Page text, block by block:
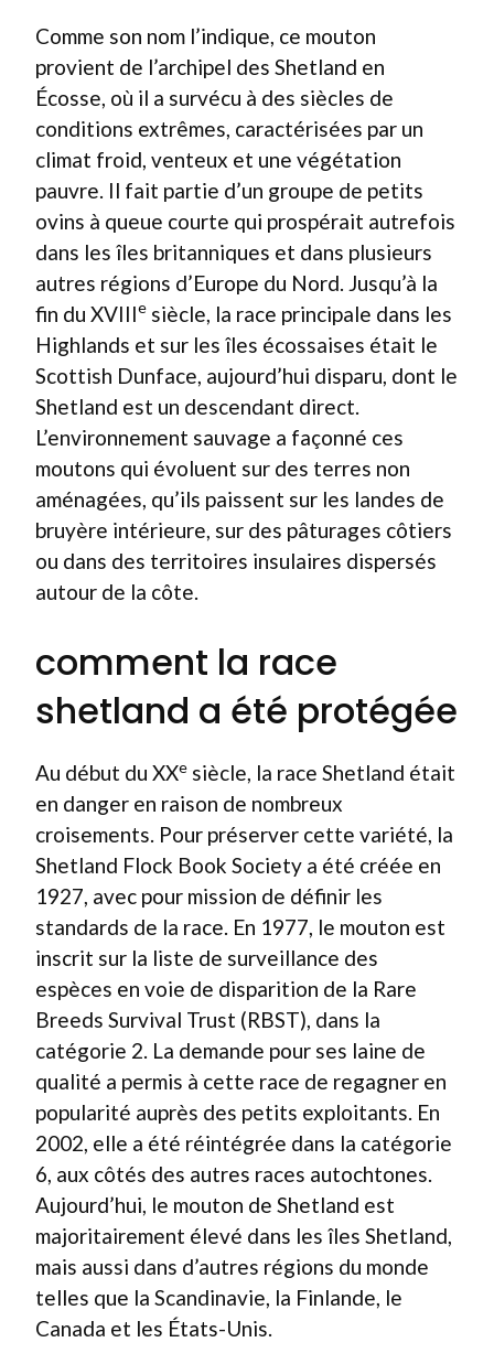
Comme son nom l’indique, ce mouton
provient de l’archipel des Shetland en
Écosse, où il a survécu à des siècles de
conditions extrêmes, caractérisées par un
climat froid, venteux et une végétation
pauvre. Il fait partie d’un groupe de petits
ovins à queue courte qui prospérait autrefois
dans les îles britanniques et dans plusieurs
autres régions d’Europe du Nord. Jusqu’à la
fin du XVIIIe siècle, la race principale dans les
Highlands et sur les îles écossaises était le
Scottish Dunface, aujourd’hui disparu, dont le
Shetland est un descendant direct.
L’environnement sauvage a façonné ces
moutons qui évoluent sur des terres non
aménagées, qu’ils paissent sur les landes de
bruyère intérieure, sur des pâturages côtiers
ou dans des territoires insulaires dispersés
autour de la côte.
comment la race
shetland a été protégée
Au début du XXe siècle, la race Shetland était
en danger en raison de nombreux
croisements. Pour préserver cette variété, la
Shetland Flock Book Society a été créée en
1927, avec pour mission de définir les
standards de la race. En 1977, le mouton est
inscrit sur la liste de surveillance des
espèces en voie de disparition de la Rare
Breeds Survival Trust (RBST), dans la
catégorie 2. La demande pour ses laine de
qualité a permis à cette race de regagner en
popularité auprès des petits exploitants. En
2002, elle a été réintégrée dans la catégorie
6, aux côtés des autres races autochtones.
Aujourd’hui, le mouton de Shetland est
majoritairement élevé dans les îles Shetland,
mais aussi dans d’autres régions du monde
telles que la Scandinavie, la Finlande, le
Canada et les États-Unis.